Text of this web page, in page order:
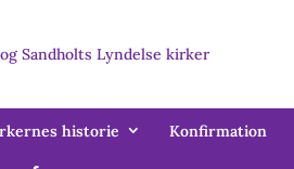
historie Konfirmation